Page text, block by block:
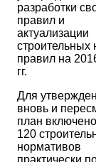
разработки
правил и
актуализации
строительных
правил на
гг.
Для
вновь и
план
120
нормативов
практически